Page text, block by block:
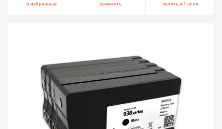
в избранные сравнить купить в 1 клик